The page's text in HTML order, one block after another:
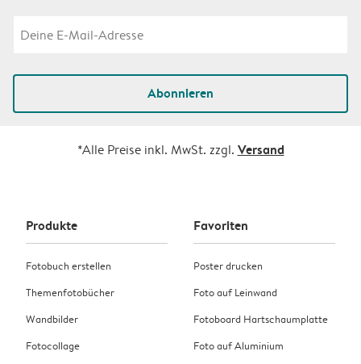
Abonnieren
*Alle Preise inkl. MwSt. zzgl. Versand
Produkte
Fotobuch erstellen
Themenfotobücher
Wandbilder
Fotocollage
Favoriten
Poster drucken
Foto auf Leinwand
Fotoboard Hartschaumplatte
Foto auf Aluminium